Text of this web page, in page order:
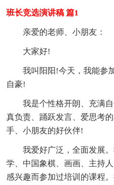
班长竞选演讲稿 篇1
亲爱的老师、小朋友：
大家好!
我叫阳阳!今天，我能参
自豪!
我是个性格开朗、充满
真负责、踊跃发言、爱思考
手、小朋友的好伙伴!
我爱好广泛，全面发展
学、中国象棋、画画、主持
感兴趣而参加过培训的课程